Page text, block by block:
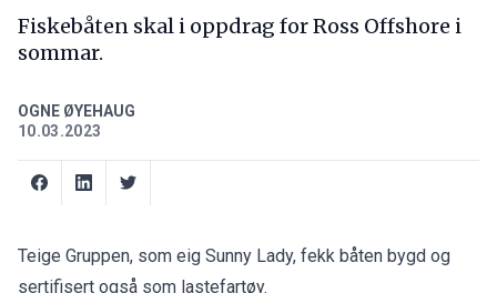
Fiskebåten skal i oppdrag for Ross Offshore i
sommar.
OGNE ØYEHAUG
10.03.2023
Teige Gruppen, som eig Sunny Lady, fekk båten bygd og
sertifisert også som lastefartøy.